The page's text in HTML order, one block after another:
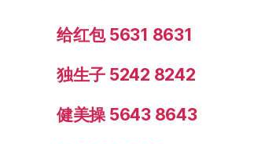
给红包 5631 8631
独生子 5242 8242
健美操 5643 8643